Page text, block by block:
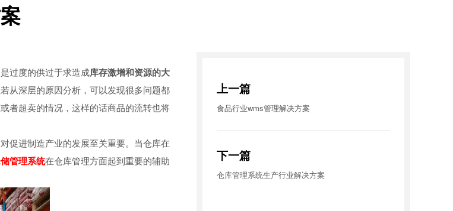
过度的供过于求造成库存激增和资源的大
从深层的原因分析，可以发现很多问题都
者超卖的情况，这样的话商品的流转也将
促进制造产业的发展至关重要。当仓库在
管理系统在仓库管理方面起到重要的辅助
上一篇
食品行业wms管理解决方案
下一篇
仓库管理系统生产行业解决方案